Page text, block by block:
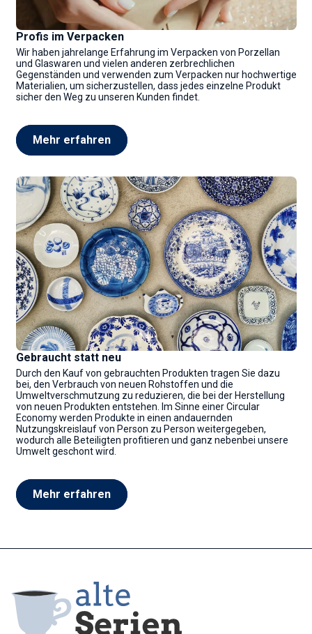
Profis im Verpacken
Wir haben jahrelange Erfahrung im Verpacken von Porzellan
und Glaswaren und vielen anderen zerbrechlichen
Gegenständen und verwenden zum Verpacken nur hochwertige
Materialien, um sicherzustellen, dass jedes einzelne Produkt
sicher den Weg zu unseren Kunden findet.
Mehr erfahren
Gebraucht statt neu
Durch den Kauf von gebrauchten Produkten tragen Sie dazu
bei, den Verbrauch von neuen Rohstoffen und die
Umweltverschmutzung zu reduzieren, die bei der Herstellung
von neuen Produkten entstehen. Im Sinne einer Circular
Economy werden Produkte in einen andauernden
Nutzungskreislauf von Person zu Person weitergegeben,
wodurch alle Beteiligten profitieren und ganz nebenbei unsere
Umwelt geschont wird.
Mehr erfahren